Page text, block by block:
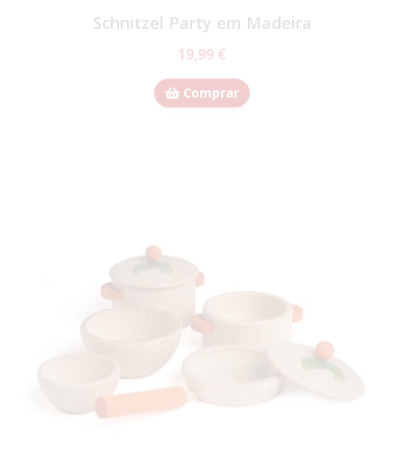
Schnitzel Party em Madeira
19,99 €
Comprar